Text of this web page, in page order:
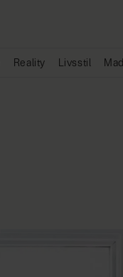
Reality Livsstil Mad